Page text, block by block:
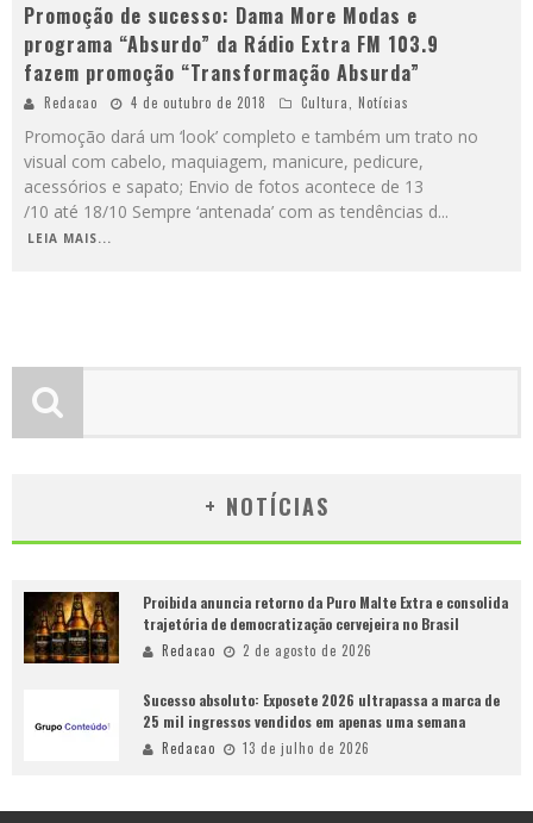
Promoção de sucesso: Dama More Modas e
programa “Absurdo” da Rádio Extra FM 103.9
fazem promoção “Transformação Absurda”
Redacao 4 de outubro de 2018 Cultura, Notícias
Promoção dará um ‘look’ completo e também um trato no
visual com cabelo, maquiagem, manicure, pedicure,
acessórios e sapato; Envio de fotos acontece de 13
/10 até 18/10 Sempre ‘antenada’ com as tendências d...
LEIA MAIS...
+ NOTÍCIAS
Proibida anuncia retorno da Puro Malte Extra e consolida
trajetória de democratização cervejeira no Brasil
Redacao 2 de agosto de 2026
Sucesso absoluto: Exposete 2026 ultrapassa a marca de
25 mil ingressos vendidos em apenas uma semana
Redacao 13 de julho de 2026